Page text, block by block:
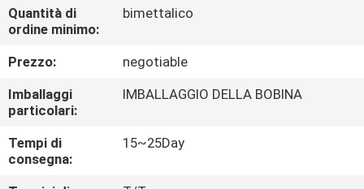
CONTROLLO
DI
QUALITÀ
CONTATTICI
Quantità di
ordine minimo:
bimettalico
Prezzo:
negotiable
Imballaggi
particolari:
IMBALLAGGIO DELLA BOBINA
Tempi di
consegna:
15~25Day